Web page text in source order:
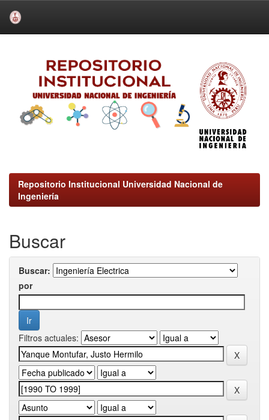
Repositorio Institucional Universidad Nacional de
Ingeniería
Buscar
Buscar:
por
Filtros actuales: